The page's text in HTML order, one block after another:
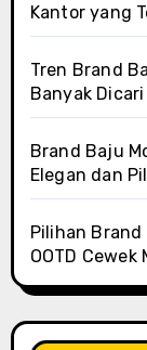
Kantor yang
Tren Brand
Banyak
Brand Baju
Elegan dan
Pilihan
OOTD Cewek